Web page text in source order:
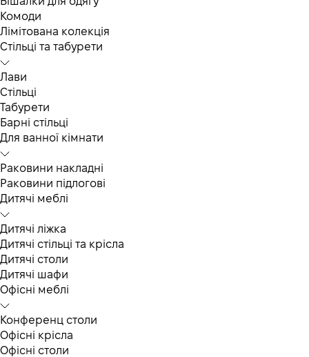
Комоди
Лімітована колекція
Стільці та табурети
Лави
Стільці
Табурети
Барні стільці
Для ванної кімнати
Раковини накладні
Раковини підлогові
Дитячі меблі
Дитячі ліжка
Дитячі стільці та крісла
Дитячі столи
Дитячі шафи
Офісні меблі
Конференц столи
Офісні крісла
Офісні столи